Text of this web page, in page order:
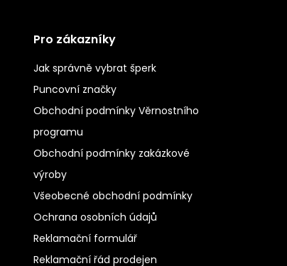
Pro zákazníky
Jak správně vybrat šperk
Puncovní značky
Obchodní podmínky Věrnostního
programu
Obchodní podmínky zakázkové
výroby
Všeobecné obchodní podmínky
Ochrana osobních údajů
Reklamační formulář
Reklamační řád prodejen